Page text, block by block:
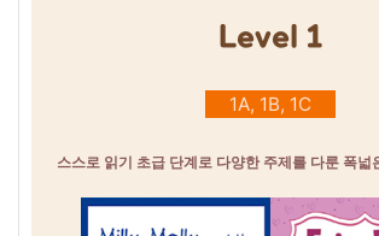
Level 1
1A, 1B, 1C
스스로 읽기 초급 단계로 다양한 주제를 다룬 폭넓